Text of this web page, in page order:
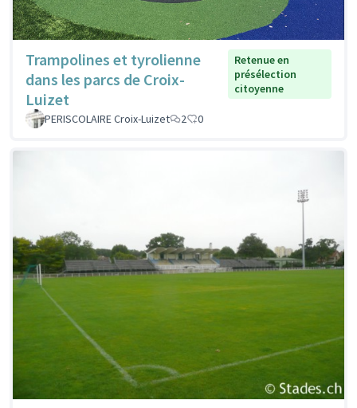
Trampolines et tyrolienne
dans les parcs de Croix-
Luizet
Retenue en
présélection
citoyenne
PERISCOLAIRE Croix-Luizet 2 0